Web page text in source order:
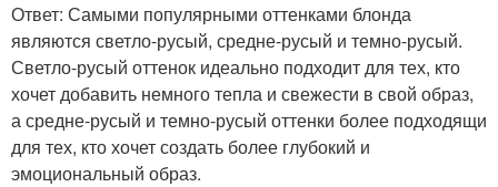
Ответ: Самыми популярными оттенками блонда
являются светло-русый, средне-русый и темно-русый.
Светло-русый оттенок идеально подходит для тех, кто
хочет добавить немного тепла и свежести в свой образ,
а средне-русый и темно-русый оттенки более подходящи
для тех, кто хочет создать более глубокий и
эмоциональный образ.